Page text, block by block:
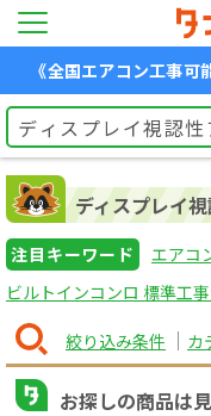
《全国エアコン工事可
ディスプレイ
注目キーワード エアコ
ビルトインコンロ 標準工
絞り込み条件 カ
お探しの商品は